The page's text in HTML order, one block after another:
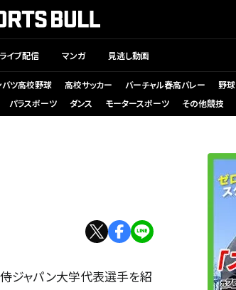
ライブ配信 マンガ 見逃し動画
バツ高校野球 高校サッカー バーチャル春高バレー 野球
パラスポーツ ダンス モータースポーツ その他競技
ジャパン大学代表選手を紹